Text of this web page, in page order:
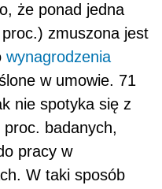
że ponad jedna
zmuszona jest
wynagrodzenia
w umowie. 71
nie spotyka się z
proc. badanych,
pracy w
W taki sposób